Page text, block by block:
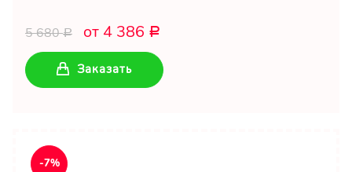
5 680Р от 4 386 Р
Заказать
-7%